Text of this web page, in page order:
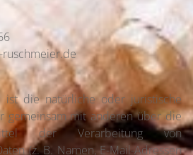
ruschmeier.de
ist die natürliche oder juristische
gemeinsam mit anderen über die
der Verarbeitung von
(z. B. Namen, E-Mail-Adressen